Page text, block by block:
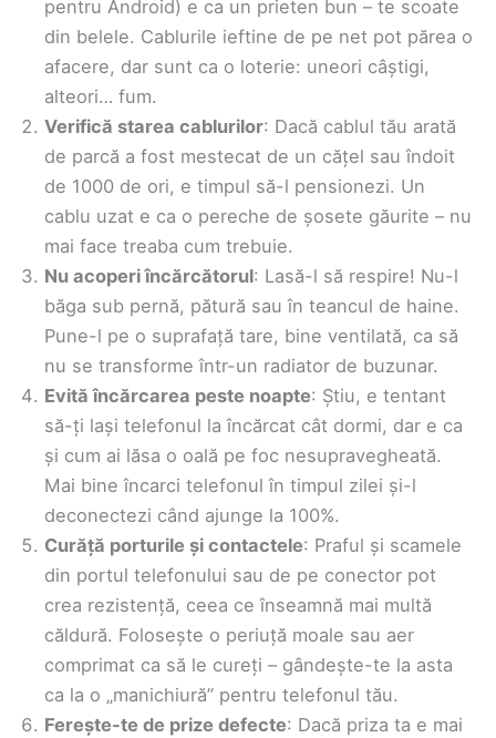
pentru Android) e ca un prieten bun – te scoate
din belele. Cablurile ieftine de pe net pot părea o
afacere, dar sunt ca o loterie: uneori câștigi,
alteori… fum.
Verifică starea cablurilor: Dacă cablul tău arată
de parcă a fost mestecat de un cățel sau îndoit
de 1000 de ori, e timpul să-l pensionezi. Un
cablu uzat e ca o pereche de șosete găurite – nu
mai face treaba cum trebuie.
Nu acoperi încărcătorul: Lasă-l să respire! Nu-l
băga sub pernă, pătură sau în teancul de haine.
Pune-l pe o suprafață tare, bine ventilată, ca să
nu se transforme într-un radiator de buzunar.
Evită încărcarea peste noapte: Știu, e tentant
să-ți lași telefonul la încărcat cât dormi, dar e ca
și cum ai lăsa o oală pe foc nesupravegheată.
Mai bine încarci telefonul în timpul zilei și-l
deconectezi când ajunge la 100%.
Curăță porturile și contactele: Praful și scamele
din portul telefonului sau de pe conector pot
crea rezistență, ceea ce înseamnă mai multă
căldură. Folosește o periuță moale sau aer
comprimat ca să le cureți – gândește-te la asta
ca la o „manichiură” pentru telefonul tău.
Ferește-te de prize defecte: Dacă priza ta e mai